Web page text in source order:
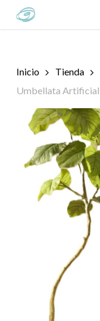
Inicio Tienda
Umbellata Artificial